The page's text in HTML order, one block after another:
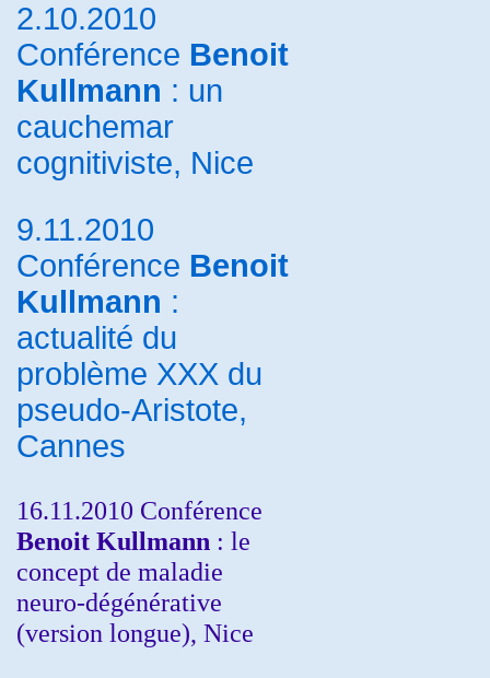
2.10.2010
Conférence Benoit
Kullmann : un
cauchemar
cognitiviste, Nice
9.11.2010
Conférence Benoit
Kullmann :
actualité du
problème XXX du
pseudo-Aristote,
Cannes
16.11.2010 Conférence
Benoit Kullmann : le
concept de maladie
neuro-dégénérative
(version longue), Nice